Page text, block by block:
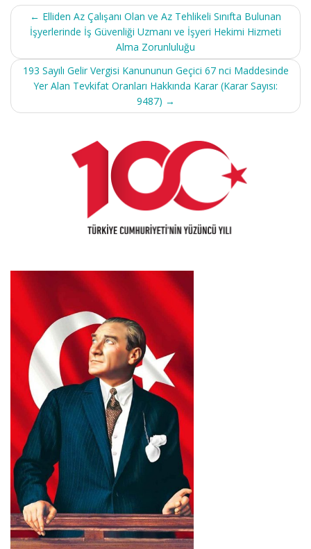
Post
navigation
← Elliden Az Çalışanı Olan ve Az Tehlikeli Sınıfta Bulunan
İşyerlerinde İş Güvenliği Uzmanı ve İşyeri Hekimi Hizmeti
Alma Zorunluluğu
193 Sayılı Gelir Vergisi Kanununun Geçici 67 nci Maddesinde
Yer Alan Tevkifat Oranları Hakkında Karar (Karar Sayısı:
9487) →